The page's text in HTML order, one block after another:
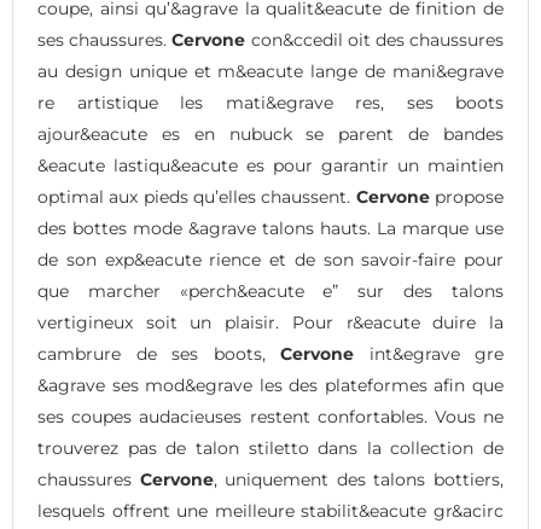
coupe, ainsi qu’&agrave la qualit&eacute de finition de
ses chaussures.Cervone con&ccedil oit des chaussures
au design unique et m&eacute lange de mani&egrave
re artistique les mati&egrave res, ses boots
ajour&eacute es en nubuck se parent de bandes
&eacute lastiqu&eacute es pour garantir un maintien
optimal aux pieds qu’elles chaussent. Cervonepropose
des bottes mode &agrave talons hauts. La marque use
de son exp&eacute rience et de son savoir-faire pour
que marcher «perch&eacute e” sur des talons
vertigineux soit un plaisir. Pour r&eacute duire la
cambrure de ses boots, Cervone int&egrave gre
&agrave ses mod&egrave les des plateformes afin que
ses coupes audacieuses restent confortables. Vous ne
trouverez pas de talon stiletto dans la collection de
chaussures Cervone, uniquement des talons bottiers,
lesquels offrent une meilleure stabilit&eacute gr&acirc